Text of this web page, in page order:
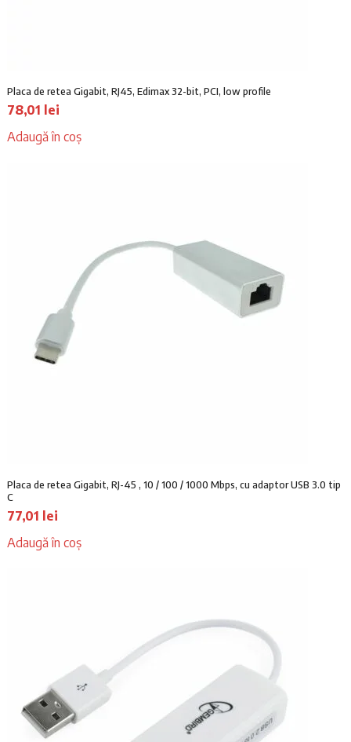
Placa de retea Gigabit, RJ45, Edimax 32-bit, PCI, low profile
78,01 lei
Adaugă în coș
Placa de retea Gigabit, RJ-45 , 10 / 100 / 1000 Mbps, cu adaptor USB 3.0 tip
C
77,01 lei
Adaugă în coș